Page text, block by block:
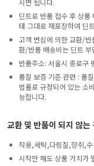
시면 됩니다.
딘트로 반품 접수 후 상
태 그대로 재포장하여 딘
고객 변심에 의한 교환/
환/반품 배송비는 딘트 부
반품주소: 서울시 종로
품질 보증 기준 관련 : 품
법률로 규정되어 있는 소
능합니다.
교환 및 반품이 되지 않는
착용,세탁,다림질,향취,
시착만 해도 상품 가치가